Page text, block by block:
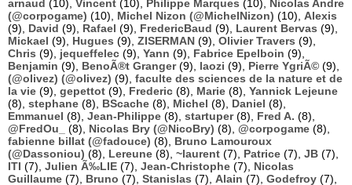
arnaud (10), Vincent (10), Philippe Marques (10), Nicolas Andre
(@corpogame) (10), Michel Nizon (@MichelNizon) (10), Alexis
(9), David (9), Rafael (9), FredericBaud (9), Laurent Bervas (9),
Mickael (9), Hugues (9), ZISERMAN (9), Olivier Travers (9),
Chris (9), jequeffelec (9), Yann (9), Fabrice Epelboin (9),
Benjamin (9), BenoÃ®t Granger(9), laozi (9), Pierre YgriÃ© (9),
(@olivez) (@olivez) (9), faculte des sciences de la nature et de
la vie (9), gepettot (9), Frederic (8), Marie (8), Yannick Lejeune
(8), stephane (8), BScache (8), Michel (8), Daniel (8),
Emmanuel (8), Jean-Philippe (8), startuper(8), Fred A. (8),
@FredOu_
(8), Nicolas Bry (@NicoBry) (8), @corpogame (8),
fabienne billat (@fadouce) (8), Bruno Lamouroux
(@Dassoniou) (8), Lereune (8), ~laurent (7), Patrice (7), JB (7),
ITI (7), Julien Ã‰LIE (7), Jean-Christophe (7), Nicolas
Guillaume (7), Bruno (7), Stanislas (7), Alain (7), Godefroy (7),